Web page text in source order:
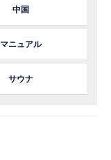
中国
マニュアル
サウナ